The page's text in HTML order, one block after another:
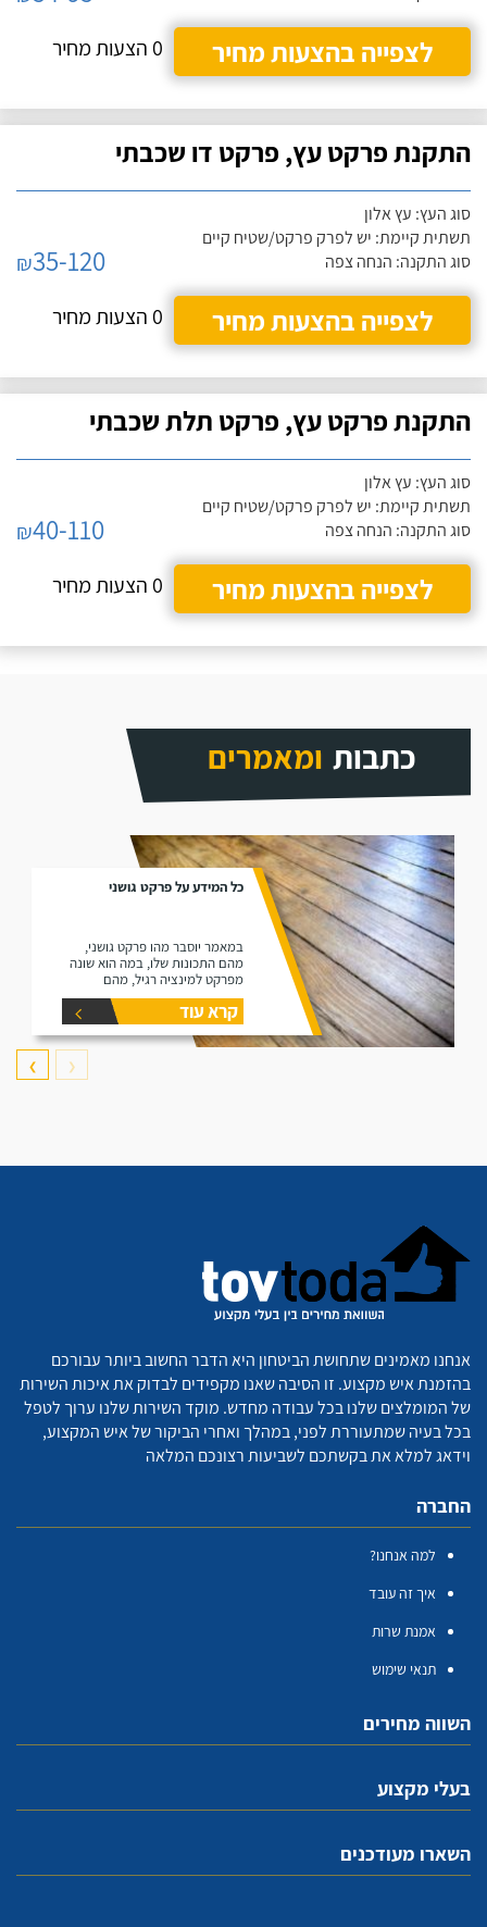
לצפייה בהצעות מחיר
0 הצעות מחיר
התקנת פרקט עץ, פרקט דו שכבתי
סוג העץ: עץ אלון
תשתית קיימת: יש לפרק פרקט/שטיח קיים
סוג התקנה: הנחה צפה
₪35-120
לצפייה בהצעות מחיר
0 הצעות מחיר
התקנת פרקט עץ, פרקט תלת שכבתי
סוג העץ: עץ אלון
תשתית קיימת: יש לפרק פרקט/שטיח קיים
סוג התקנה: הנחה צפה
₪40-110
לצפייה בהצעות מחיר
0 הצעות מחיר
כתבות ומאמרים
כל המידע על פרקט גושני
במאמר יוסבר מהו פרקט גושני,
מהם התכונות שלו, במה הוא שונה
מפרקט למינציה רגיל, מהם
היתרונות שלו ומהם החסרונות שלו.
קרא עוד
❮
❯
אנחנו מאמינים שתחושת הביטחון היא הדבר החשוב ביותר עבורכם
בהזמנת איש מקצוע. זו הסיבה שאנו מקפידים לבדוק את איכות השירות
של המומלצים שלנו בכל עבודה מחדש. מוקד השירות שלנו ערוך לטפל
בכל בעיה שמתעוררת לפני, במהלך ואחרי הביקור של איש המקצוע,
וידאג למלא את בקשתכם לשביעות רצונכם המלאה
החברה
למה אנחנו?
איך זה עובד
אמנת שרות
תנאי שימוש
השווה מחירים
בעלי מקצוע
השארו מעודכנים